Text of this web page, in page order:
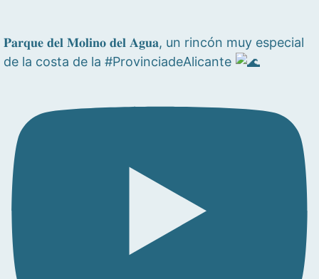
𝐏𝐚𝐫𝐪𝐮𝐞 𝐝𝐞𝐥 𝐌𝐨𝐥𝐢𝐧𝐨 𝐝𝐞𝐥 𝐀𝐠𝐮𝐚, un rincón muy especial
de la costa de la #ProvinciadeAlicante